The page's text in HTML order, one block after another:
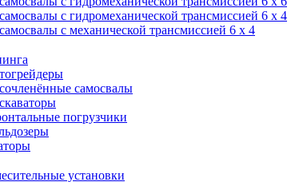
с гидромеханической трансмиссией 6 х 4
с механической трансмиссией 6 х 4
самосвалы
погрузчики
установки